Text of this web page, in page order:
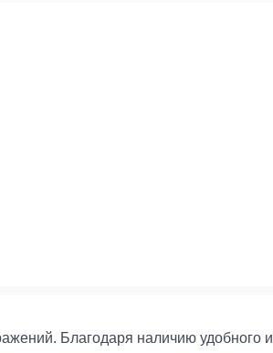
Благодаря наличию удобного и